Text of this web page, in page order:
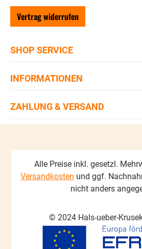
Vertrag widerrufen
SHOP SERVICE
INFORMATIONEN
ZAHLUNG & VERSAND
Alle Preise inkl. gesetzl.
Versandkosten und ggf.
nicht anders
© 2024 Hals-ueber-